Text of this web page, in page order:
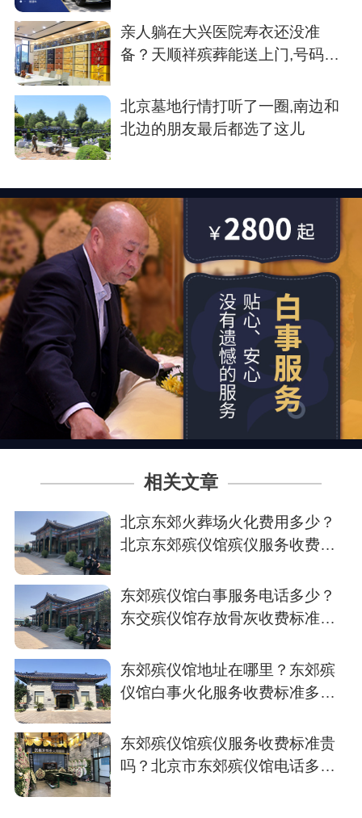
亲人躺在大兴医院寿衣还没准
备？天顺祥殡葬能送上门,号码我
北京墓地行情打听了一圈,南边和
北边的朋友最后都选了这儿
相关文章
北京东郊火葬场火化费用多少？
北京东郊殡仪馆殡仪服务收费标
东郊殡仪馆白事服务电话多少？
东交殡仪馆存放骨灰收费标准多
东郊殡仪馆地址在哪里？东郊殡
仪馆白事火化服务收费标准多
东郊殡仪馆殡仪服务收费标准贵
吗？北京市东郊殡仪馆电话多